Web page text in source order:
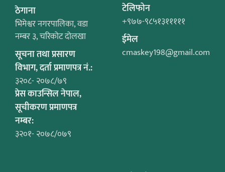
ठेगाना
भिमेश्वर नगरपालिका, वडा
नम्बर ३, चरिकोट दोलखा
सूचना तथा प्रसारण
विभाग, दर्ता प्रमाणपत्र नं.:
३२०८- २०७८/७९
प्रेस काउन्सिल नेपाल,
सूचीकरण प्रमाणपत्र
नम्बर:
३२०१- २०७८/०७९
टेलिफोन
+९७७-९८५१३१११११
ईमेल
cmaskey198@gmail.com